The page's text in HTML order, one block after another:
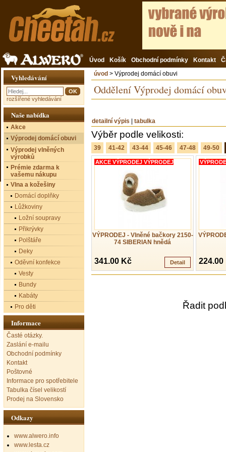
Úvod Košík Obchodní podmínky Kontakt
úvod > Výprodej domácí obuvi
Oddělení Výprodej domácí
detailní výpis tabulka
Výběr podle velikosti:
39 41-42 43-44 45-46 47-48 49-50
VÝPRODEJ - Vlněné bačkory 2150-
74 SIBERIAN hnědá
AKCE VÝPRODEJ VÝPRODEJ
341.00 Kč Detail 224.00
Řadit
Vyhledávání
rozšířené vyhledávání
Naše nabídka
Akce
Výprodej domácí obuvi
Výprodej vlněných
výrobků
Prémie zdarma k
vašemu nákupu
Vlna a kožešiny
Domácí doplňky
Lůžkoviny
Ložní soupravy
Přikrývky
Polštáře
Deky
Oděvní konfekce
Vesty
Bundy
Kabáty
Pro děti
Informace
Časté otázky.
Zaslání e-mailu
Obchodní podmínky
Kontakt
Poštovné
Informace pro spotřebitele
Tabulka čísel velikostí
Prodej na Slovensko
Odkazy
www.alwero.info
www.lesta.cz